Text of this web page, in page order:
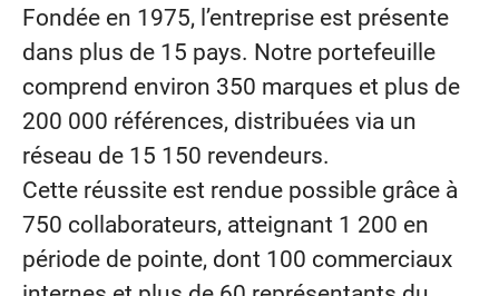
Fondée en 1975, l’entreprise est présente
dans plus de 15 pays. Notre portefeuille
comprend environ 350 marques et plus de
200 000 références, distribuées via un
réseau de 15 150 revendeurs.
Cette réussite est rendue possible grâce à
750 collaborateurs, atteignant 1 200 en
période de pointe, dont 100 commerciaux